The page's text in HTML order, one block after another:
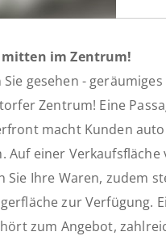
im Zentrum!
gesehen -
Zentrum! Eine
macht Kunden
Auf einer Verkaufsfläche
Sie Ihre Waren, zudem
zur Verfügung.
zum Angebot,